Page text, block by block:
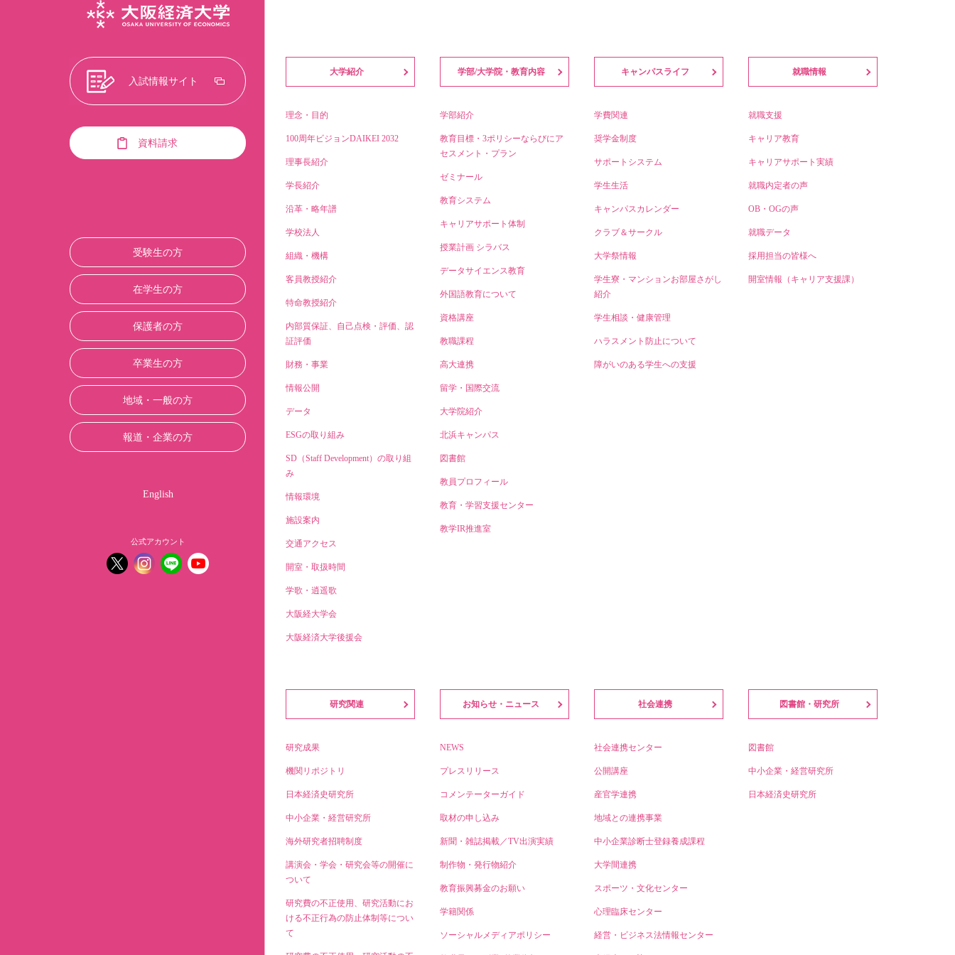
入試情報サイト
資料請求
受験生の方
在学生の方
保護者の方
卒業生の方
地域・一般の方
報道・企業の方
English
公式アカウント
大学紹介
理念・目的
100周年ビジョンDAIKEI 2032
理事長紹介
学長紹介
沿革・略年譜
学校法人
組織・機構
客員教授紹介
特命教授紹介
内部質保証、自己点検・評価、認
証評価
財務・事業
情報公開
データ
ESGの取り組み
SD（Staff Development）の取り組
み
情報環境
施設案内
交通アクセス
開室・取扱時間
学歌・逍遥歌
大阪経大学会
大阪経済大学後援会
学部/大学院・教育内容
学部紹介
教育目標・3ポリシーならびにア
セスメント・プラン
ゼミナール
教育システム
キャリアサポート体制
授業計画 シラバス
データサイエンス教育
外国語教育について
資格講座
教職課程
高大連携
留学・国際交流
大学院紹介
北浜キャンパス
図書館
教員プロフィール
教育・学習支援センター
教学IR推進室
キャンパスライフ
学費関連
奨学金制度
サポートシステム
学生生活
キャンパスカレンダー
クラブ＆サークル
大学祭情報
学生寮・マンションお部屋さがし
紹介
学生相談・健康管理
ハラスメント防止について
障がいのある学生への支援
就職情報
就職支援
キャリア教育
キャリアサポート実績
就職内定者の声
OB・OGの声
就職データ
採用担当の皆様へ
開室情報（キャリア支援課）
研究関連
研究成果
機関リポジトリ
日本経済史研究所
中小企業・経営研究所
海外研究者招聘制度
講演会・学会・研究会等の開催に
ついて
研究費の不正使用、研究活動にお
ける不正行為の防止体制等につい
て
お知らせ・ニュース
NEWS
プレスリリース
コメンテーターガイド
取材の申し込み
新聞・雑誌掲載／TV出演実績
制作物・発行物紹介
教育振興募金のお願い
学籍関係
ソーシャルメディアポリシー
社会連携
社会連携センター
公開講座
産官学連携
地域との連携事業
中小企業診断士登録養成課程
大学間連携
スポーツ・文化センター
心理臨床センター
経営・ビジネス法情報センター
図書館・研究所
図書館
中小企業・経営研究所
日本経済史研究所